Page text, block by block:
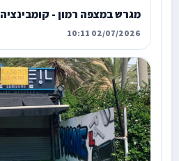
מגרש במצפה רמון - קומבינציה
02/07/2026 10:11